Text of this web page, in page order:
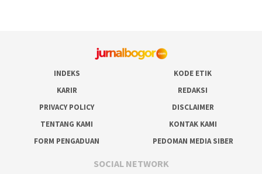
INDEKS
KODE ETIK
KARIR
REDAKSI
PRIVACY POLICY
DISCLAIMER
TENTANG KAMI
KONTAK KAMI
FORM PENGADUAN
PEDOMAN MEDIA SIBER
SOCIAL NETWORK